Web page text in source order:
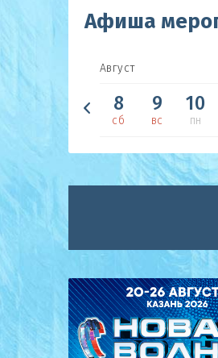
Афиша
Август
8
сб
9
вс
10
пн